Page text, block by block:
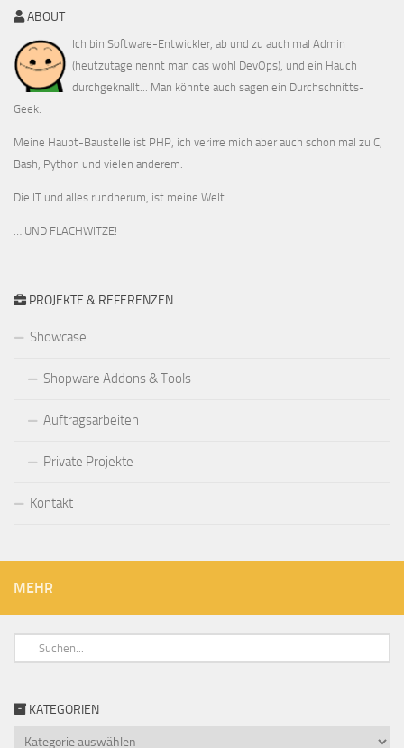
ABOUT
Ich bin Software-Entwickler, ab und zu auch mal Admin
(heutzutage nennt man das wohl DevOps), und ein Hauch
durchgeknallt... Man könnte auch sagen ein Durchschnitts-
Geek.
Meine Haupt-Baustelle ist PHP, ich verirre mich aber auch schon mal zu C,
Bash, Python und vielen anderem.
Die IT und alles rundherum, ist meine Welt...
… UND FLACHWITZE!
PROJEKTE & REFERENZEN
Showcase
Shopware Addons & Tools
Auftragsarbeiten
Private Projekte
Kontakt
MEHR
KATEGORIEN